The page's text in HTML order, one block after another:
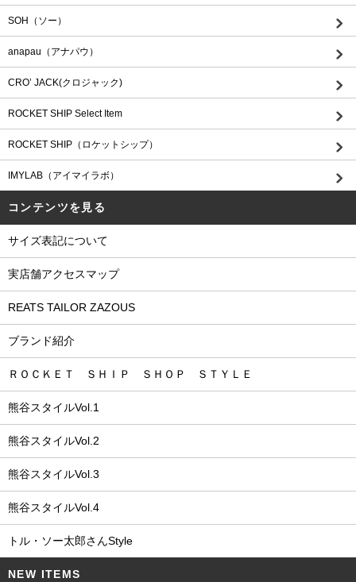
SOH（ソー）
anapau（アナパウ）
CRO’ JACK(クロジャック)
ROCKET SHIP Select Item
ROCKET SHIP（ロケットシップ）
IMYLAB（アイマイラボ）
コンテンツを見る
サイズ表記について
実店舗アクセスマップ
REATS TAILOR ZAZOUS
ブランド紹介
ＲＯＣＫＥＴ ＳＨＩＰ ＳＨＯＰ ＳＴＹＬＥ
熊谷スタイルVol.1
熊谷スタイルVol.2
熊谷スタイルVol.3
熊谷スタイルVol.4
トル・ソー太郎さんStyle
NEW ITEMS